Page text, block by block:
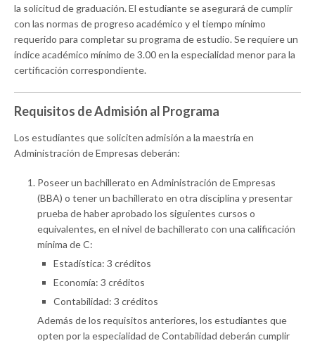
la solicitud de graduación. El estudiante se asegurará de cumplir
con las normas de progreso académico y el tiempo mínimo
requerido para completar su programa de estudio. Se requiere un
índice académico mínimo de 3.00 en la especialidad menor para la
certificación correspondiente.
Requisitos de Admisión al Programa
Los estudiantes que soliciten admisión a la maestría en
Administración de Empresas deberán:
Poseer un bachillerato en Administración de Empresas
(BBA) o tener un bachillerato en otra disciplina y presentar
prueba de haber aprobado los siguientes cursos o
equivalentes, en el nivel de bachillerato con una calificación
mínima de C:
Estadística: 3 créditos
Economía: 3 créditos
Contabilidad: 3 créditos
Además de los requisitos anteriores, los estudiantes que
opten por la especialidad de Contabilidad deberán cumplir